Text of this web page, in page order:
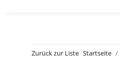
Zurück zur Liste Startseite